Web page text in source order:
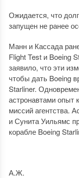
Ожидается, что
запущен не ранее
Манн и Кассада
Flight Test и Boeing
заявило, что эти
чтобы дать Boeing
Starliner.
астронавтами опыт
миссий агентства.
и Сунита Уильямс
корабле Boeing
А.Ж.